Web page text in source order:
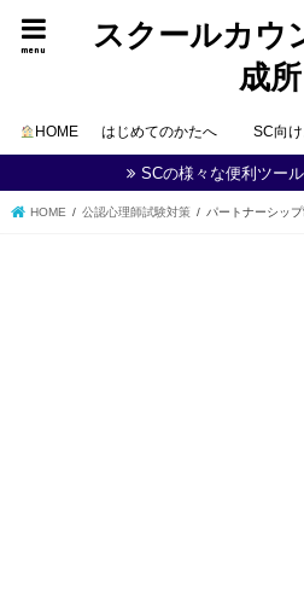
スクールカウ
成所
menu
HOME はじめてのかたへ SC向
SCの様々な便利ツー
HOME 公認心理師試験対策 パートナーシップ